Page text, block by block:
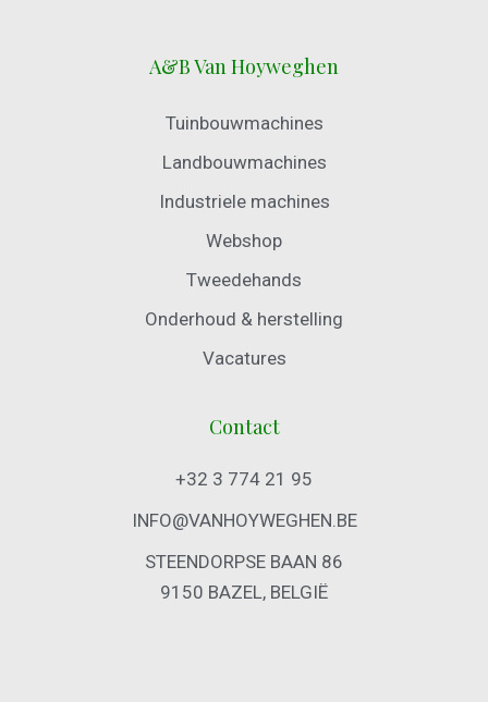
A&B Van Hoyweghen
Tuinbouwmachines
Landbouwmachines
Industriele machines
Webshop
Tweedehands
Onderhoud & herstelling
Vacatures
Contact
+32 3 774 21 95
INFO@VANHOYWEGHEN.BE
STEENDORPSE BAAN 86
9150 BAZEL, BELGIË